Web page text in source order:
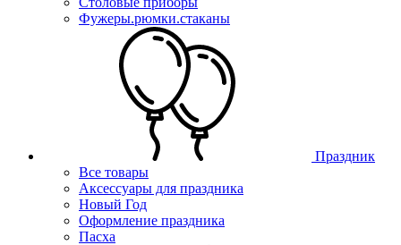
Фужеры.рюмки.стаканы
Праздник
Все товары
Аксессуары для праздника
Новый Год
Оформление праздника
Пасха